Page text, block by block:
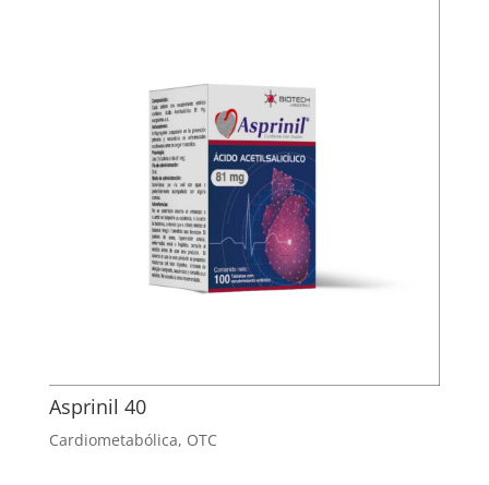
Asprinil 40
Cardiometabólica, OTC